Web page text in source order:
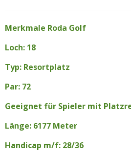
Merkmale Roda Golf
Loch: 18
Typ: Resortplatz
Par: 72
Geeignet für Spieler mit
Länge: 6177 Meter
Handicap m/f: 28/36